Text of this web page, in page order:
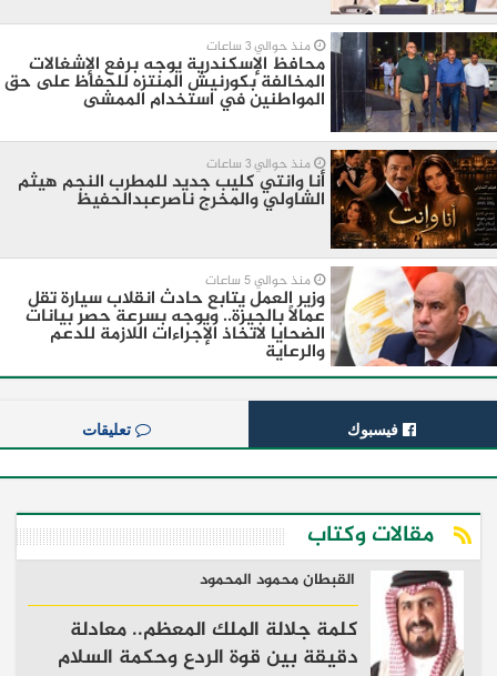
منذ حوالي 3 ساعات
محافظ الإسكندرية يوجه برفع الإشغالات
المخالفة بكورنيش المنتزه للحفاظ على حق
المواطنين في استخدام الممشى
منذ حوالي 3 ساعات
أنا وانتي كليب جديد للمطرب النجم هيثم
الشاولي والمخرج ناصرعبدالحفيظ
منذ حوالي 5 ساعات
وزير العمل يتابع حادث انقلاب سيارة تقل
عمالًا بالجيزة.. ويوجه بسرعة حصر بيانات
الضحايا لاتخاذ الإجراءات اللازمة للدعم
والرعاية
فيسبوك تعليقات
مقالات وكتاب
القبطان محمود المحمود
كلمة جلالة الملك المعظم.. معادلة
دقيقة بين قوة الردع وحكمة السلام